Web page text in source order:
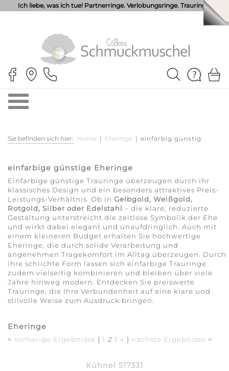
Ich liebe, was ich tue! Partnerringe. Verlobungsringe. Trauringe.
Sie befinden sich hier: Home | Eheringe | einfarbig günstig
einfarbige günstige Eheringe
Einfarbige günstige Trauringe überzeugen durch ihr
klassisches Design und ein besonders attraktives Preis-
Leistungs-Verhältnis. Ob in Gelbgold, Weißgold,
Rotgold, Silber oder Edelstahl – die klare, reduzierte
Gestaltung unterstreicht die zeitlose Symbolik der Ehe
und wirkt dabei elegant und unaufdringlich. Auch mit
einem kleineren Budget erhalten Sie hochwertige
Eheringe, die durch solide Verarbeitung und
angenehmen Tragekomfort im Alltag überzeugen. Durch
ihre schlichte Form lassen sich einfarbige Trauringe
zudem vielseitig kombinieren und bleiben über viele
Jahre hinweg modern. Entdecken Sie preiswerte
Trauringe, die Ihre Verbundenheit auf eine klare und
stilvolle Weise zum Ausdruck bringen.
Eheringe
< vorherige Ergebnisse [ 1 2 3 4 ] nächste Ergebnisse >
Kühnel 517331